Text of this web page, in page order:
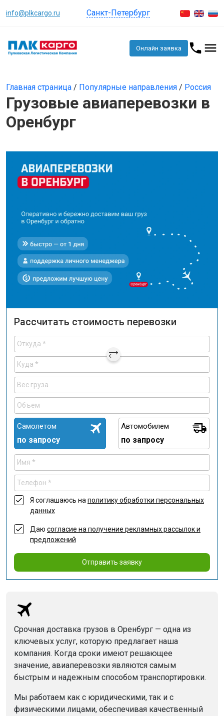
info@plkcargo.ru Санкт-Петербург
Онлайн заявка
Главная страница / Популярные направления / Россия
Грузовые авиаперевозки в
Оренбург
Рассчитать стоимость перевозки
Самолетом
по запросу
Автомобилем
по запросу
Я соглашаюсь наполитику обработки персональных
данных
Даю согласие на получение рекламных рассылок и
предложений
Отправить заявку
Срочная доставка грузов в Оренбург — одна из
ключевых услуг, которую предлагает наша
компания. Когда сроки имеют решающее
значение, авиаперевозки являются самым
быстрым и надежным способом транспортировки.
Мы работаем как с юридическими, так и с
физическими лицами, обеспечивая качественный